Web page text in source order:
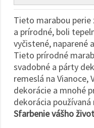
Tieto marabou perie
a prírodné, boli
vyčistené, naparené
Tieto prírodné
svadobné a párty
remeslá na Vianoce,
dekorácie a mnohé
dekorácia
Sfarbenie vášho